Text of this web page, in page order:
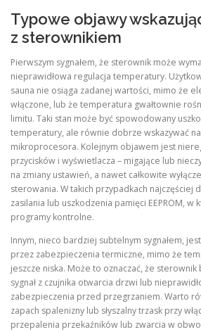
Typowe objawy
z sterownikiem
Pierwszym sygnałem, że sterownik może
nieprawidłowa regulacja temperatury.
sauna nie osiąga zadanej wartości, mimo że
włączone, lub że temperatura gwałtownie
limitu. Taki stan może być spowodowany
temperatury, ale równie dobrze wskazywać
mikroprocesora. Kolejnym objawem jest
przycisków i wyświetlacza – migające lub
na zmiany ustawień, a nawet całkowite
sterowania. W takich przypadkach najczęściej
zasilania lub uszkodzenia pamięci EEPROM,
programy kontrolne.
Innym, nieco bardziej subtelnym sygnałem,
przez zabezpieczenia termiczne, mimo że
jeszcze niska. Może to oznaczać, że
sygnał z czujnika otwarcia drzwi lub
zabezpieczenia przed przegrzaniem. Warto
zapach spalenizny lub słyszalny trzask przy
przepalenia przekaźników lub zwarcia w